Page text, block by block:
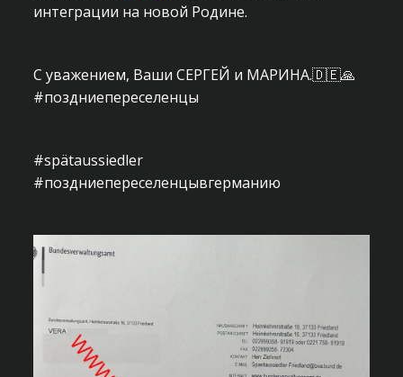
интеграции на новой Родине.
С уважением, Ваши СЕРГЕЙ и МАРИНА.🇩🇪🙏
#поздниепереселенцы
#spätaussiedler
#поздниепереселенцывгерманию